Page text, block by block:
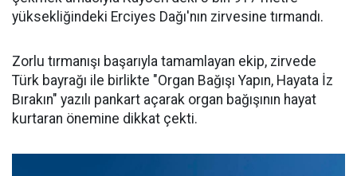
yüksekliğindeki Erciyes Dağı'nın zirvesine tırmandı.
Zorlu tırmanışı başarıyla tamamlayan ekip, zirvede
Türk bayrağı ile birlikte "Organ Bağışı Yapın, Hayata İz
Bırakın" yazılı pankart açarak organ bağışının hayat
kurtaran önemine dikkat çekti.